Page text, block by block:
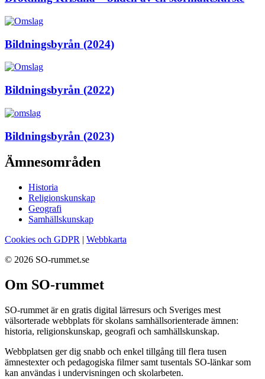
Bildningsbyrån (2024)
Bildningsbyrån (2022)
Bildningsbyrån (2023)
Ämnesområden
Historia
Religionskunskap
Geografi
Samhällskunskap
Cookies och GDPR | Webbkarta
© 2026 SO-rummet.se
Om SO-rummet
SO-rummet är en gratis digital lärresurs och Sveriges mest
välsorterade webbplats för skolans samhällsorienterade ämnen:
historia, religionskunskap, geografi och samhällskunskap.
Webbplatsen ger dig snabb och enkel tillgång till flera tusen
ämnestexter och pedagogiska filmer samt tusentals SO-länkar som
kan användas i undervisningen och skolarbeten.